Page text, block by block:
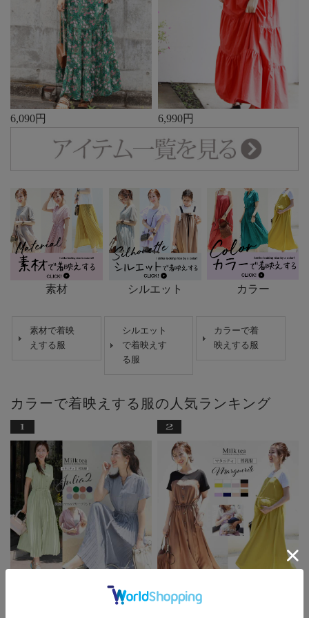
6,090円 6,990円
素材 シルエット カラー
素材で着映
えする服
シルエット
で着映えす
る服
カラーで着
映えする服
カラーで着映えする服の人気ランキング
【13時までのご注文で即日発送
【13時までのご注文で即日発送